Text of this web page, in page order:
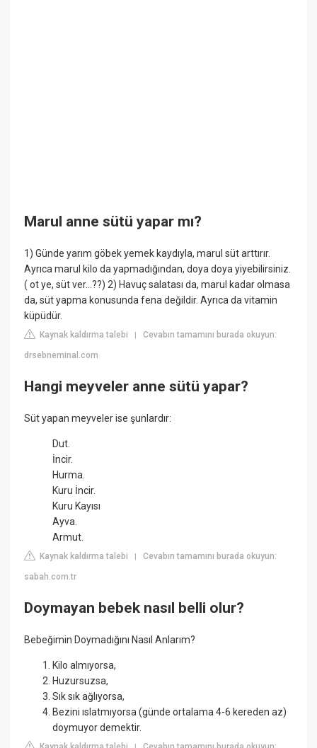
Marul anne sütü yapar mı?
1) Günde yarım göbek yemek kaydıyla, marul süt arttırır.
Ayrıca marul kilo da yapmadığından, doya doya yiyebilirsiniz.
( ot ye, süt ver…??) 2) Havuç salatası da, marul kadar olmasa
da, süt yapma konusunda fena değildir. Ayrıca da vitamin
küpüdür.
Kaynak kaldırma talebi |Cevabın tamamını burada okuyun:
drsebneminal.com
Hangi meyveler anne sütü yapar?
Süt yapan meyveler ise şunlardır:
Dut.
İncir.
Hurma.
Kuru İncir.
Kuru Kayısı
Ayva.
Armut.
Kaynak kaldırma talebi |Cevabın tamamını burada okuyun:
sabah.com.tr
Doymayan bebek nasıl belli olur?
Bebeğimin Doymadığını Nasıl Anlarım?
Kilo almıyorsa,
Huzursuzsa,
Sık sık ağlıyorsa,
Bezini ıslatmıyorsa (günde ortalama 4-6 kereden az)
doymuyor demektir.